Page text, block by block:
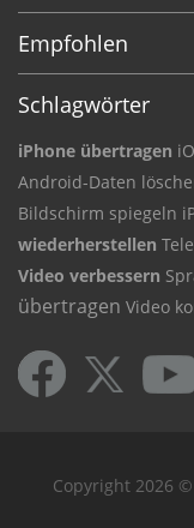
Empfohlen
Schlagwörter
iPhone übertragen
Android-Daten
Bildschirm spiegeln
wiederherstellen
Video verbessern
übertragen Video
Copyright 2026